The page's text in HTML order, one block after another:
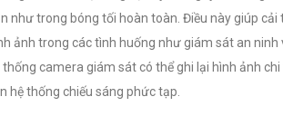
như trong bóng tối hoàn toàn. Điều này giúp cải
ảnh trong các tình huống như giám sát an ninh
thống camera giám sát có thể ghi lại hình ảnh
hệ thống chiếu sáng phức tạp.